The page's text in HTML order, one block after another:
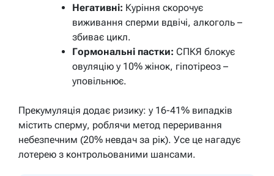
Негативні: Куріння скорочує
виживання сперми вдвічі, алкоголь –
збиває цикл.
Гормональні пастки: СПКЯ блокує
овуляцію у 10% жінок, гіпотіреоз –
уповільнює.
Прекумуляція додає ризику: у 16-41% випадків
містить сперму, роблячи метод переривання
небезпечним (20% невдач за рік). Усе це нагадує
лотерею з контрольованими шансами.